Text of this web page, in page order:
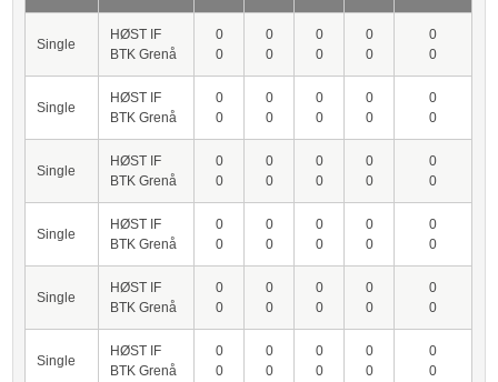
Single
HØST IF
BTK Grenå
0
0
0
0
0
0
0
0
0
0
Single
HØST IF
BTK Grenå
0
0
0
0
0
0
0
0
0
0
Single
HØST IF
BTK Grenå
0
0
0
0
0
0
0
0
0
0
Single
HØST IF
BTK Grenå
0
0
0
0
0
0
0
0
0
0
Single
HØST IF
BTK Grenå
0
0
0
0
0
0
0
0
0
0
Single
HØST IF
BTK Grenå
0
0
0
0
0
0
0
0
0
0